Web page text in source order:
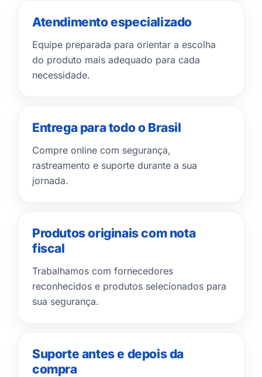
Atendimento especializado
Equipe preparada para orientar a escolha
do produto mais adequado para cada
necessidade.
Entrega para todo o Brasil
Compre online com segurança,
rastreamento e suporte durante a sua
jornada.
Produtos originais com nota
fiscal
Trabalhamos com fornecedores
reconhecidos e produtos selecionados para
sua segurança.
Suporte antes e depois da
compra